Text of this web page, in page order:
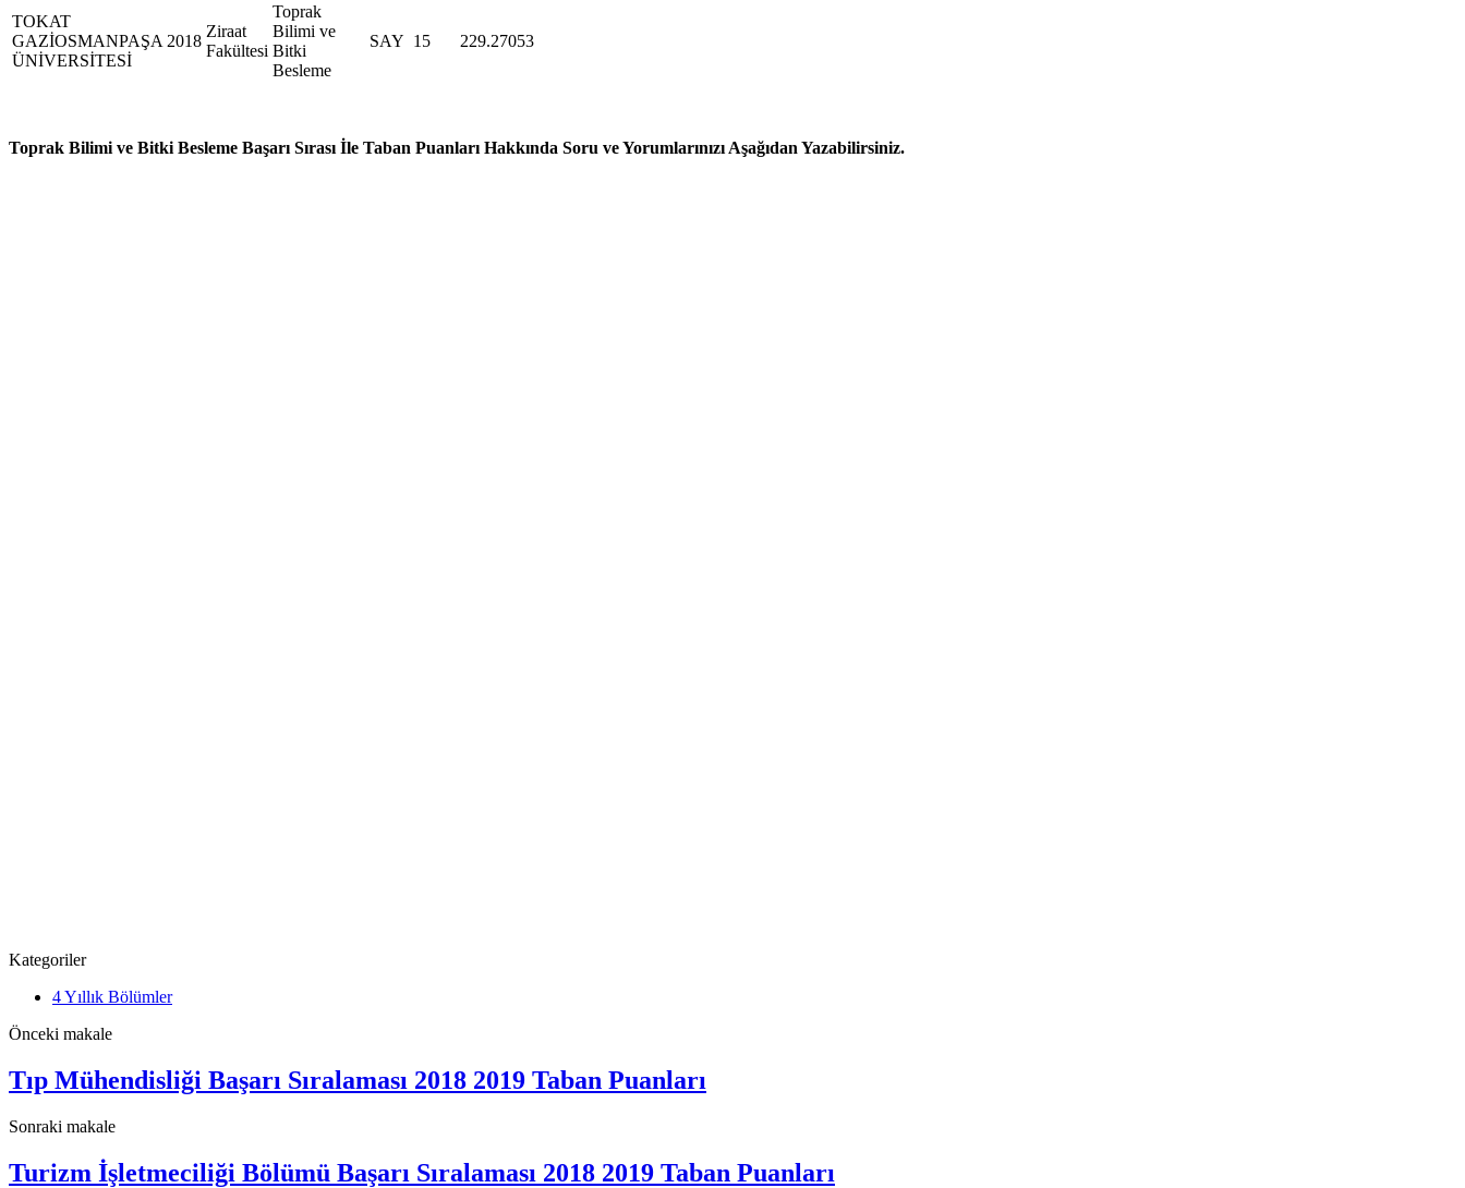
TOKAT
GAZİOSMANPAŞA
ÜNİVERSİTESİ
2018
Ziraat
Fakültesi
Toprak
Bilimi ve
Bitki
Besleme
SAY 15 229.27053
Toprak Bilimi ve Bitki Besleme Başarı Sırası İle Taban Puanları Hakkında Soru ve Yorumlarınızı Aşağıdan Yazabilirsiniz.
Kategoriler
4 Yıllık Bölümler
Önceki makale
Tıp Mühendisliği Başarı Sıralaması 2018 2019 Taban Puanları
Sonraki makale
Turizm İşletmeciliği Bölümü Başarı Sıralaması 2018 2019 Taban Puanları